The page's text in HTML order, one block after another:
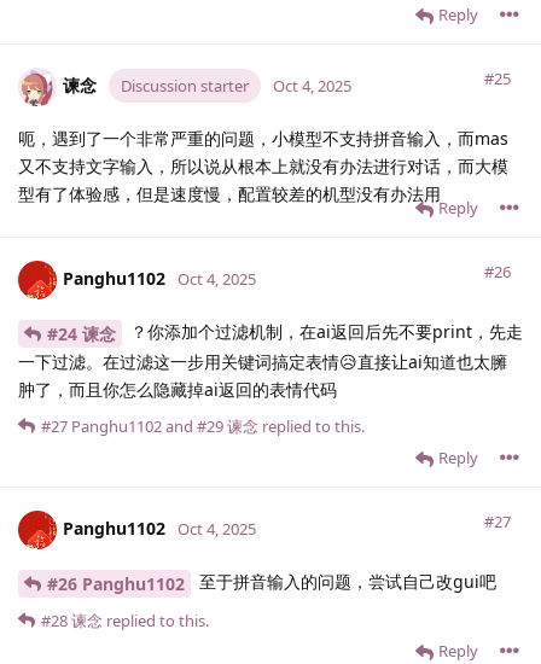
Reply
谏念 Discussion starter #25
Oct 4, 2025
呃，遇到了一个非常严重的问题，小模型不支持拼音输入，而mas
又不支持文字输入，所以说从根本上就没有办法进行对话，而大模
型有了体验感，但是速度慢，配置较差的机型没有办法用
Reply
Panghu1102 #26
Oct 4, 2025
#24 谏念
？你添加个过滤机制，在ai返回后先不要print，先走
一下过滤。在过滤这一步用关键词搞定表情😥直接让ai知道也太臃
肿了，而且你怎么隐藏掉ai返回的表情代码
Reply
#27 Panghu1102and #29谏念 replied to this.
Panghu1102 #27
Oct 4, 2025
#26 Panghu1102 至于拼音输入的问题，尝试自己改gui吧
Reply
#28谏念 replied to this.